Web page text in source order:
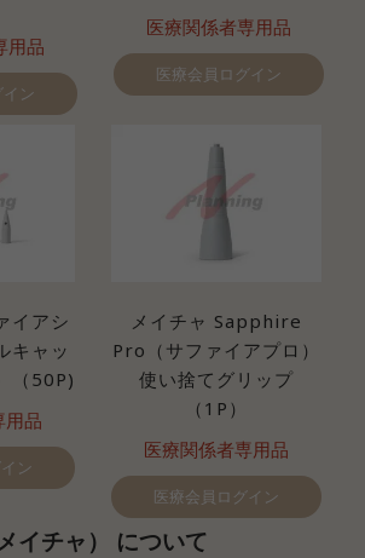
用品
ン
医療関係者専用品
医療会員ログイン
イアシ
キャッ
（50P)
用品
ン
メイチャ Sapphire
Pro（サファイアプロ）
使い捨てグリップ
（1P）
医療関係者専用品
医療会員ログイン
イチャ） について